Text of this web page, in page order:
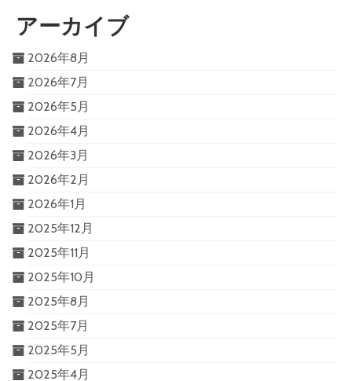
アーカイブ
2026年8月
2026年7月
2026年5月
2026年4月
2026年3月
2026年2月
2026年1月
2025年12月
2025年11月
2025年10月
2025年8月
2025年7月
2025年5月
2025年4月